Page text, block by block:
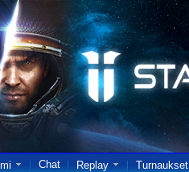
Chat Replay Turnaukset